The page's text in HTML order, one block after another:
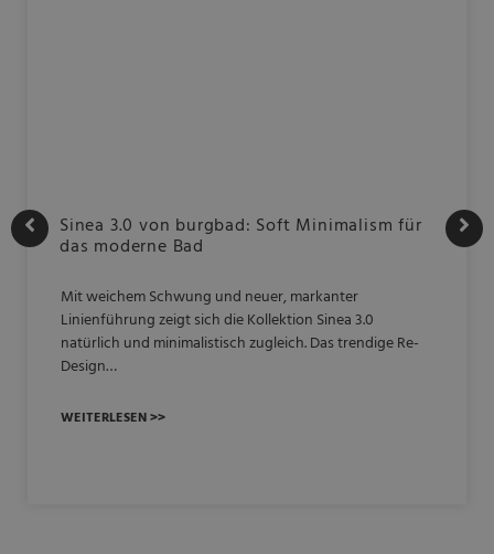
Sinea 3.0 von burgbad: Soft Minimalism für
das moderne Bad
Mit weichem Schwung und neuer, markanter
Linienführung zeigt sich die Kollektion Sinea 3.0
natürlich und minimalistisch zugleich. Das trendige Re-
Design…
WEITERLESEN >>